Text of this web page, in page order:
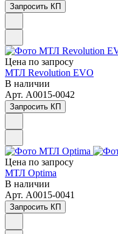
Запросить КП
Цена по запросу
МТЛ Revolution EVO
В наличии
Арт. A0015-0042
Запросить КП
Цена по запросу
МТЛ Optima
В наличии
Арт. A0015-0041
Запросить КП